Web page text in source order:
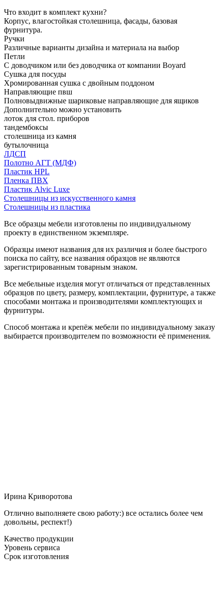
Что входит в комплект кухни?
Корпус, влагостойкая столешница, фасады, базовая
фурнитура.
Ручки
Различные варианты дизайна и материала на выбор
Петли
С доводчиком или без доводчика от компании Boyard
Сушка для посуды
Хромированная сушка с двойным поддоном
Направляющие пвш
Полновыдвижные шариковые направляющие для ящиков
Дополнительно можно установить
лоток для стол. приборов
тандембоксы
столешница из камня
бутылочница
ЛДСП
Полотно АГТ (МДФ)
Пластик HPL
Пленка ПВХ
Пластик Alvic Luxe
Столешницы из искусственного камня
Столешницы из пластика
Все образцы мебели изготовлены по индивидуальному
проекту в единственном экземпляре.
Образцы имеют названия для их различия и более быстрого
поиска по сайту, все названия образцов не являются
зарегистрированным товарным знаком.
Все мебельные изделия могут отличаться от представленных
образцов по цвету, размеру, комплектации, фурнитуре, а также
способами монтажа и производителями комплектующих и
фурнитуры.
Способ монтажа и крепёж мебели по индивидуальному заказу
выбирается производителем по возможности её применения.
Ирина Криворотова
Отлично выполняете свою работу:) все остались более чем
довольны, респект!)
Качество продукции
Уровень сервиса
Срок изготовления